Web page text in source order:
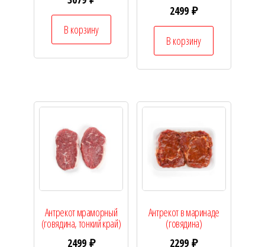
В корзину
2499₽
В корзину
Антрекот мраморный
(говядина, тонкий край)
2499 ₽
Антрекот в маринаде
(говядина)
2299₽